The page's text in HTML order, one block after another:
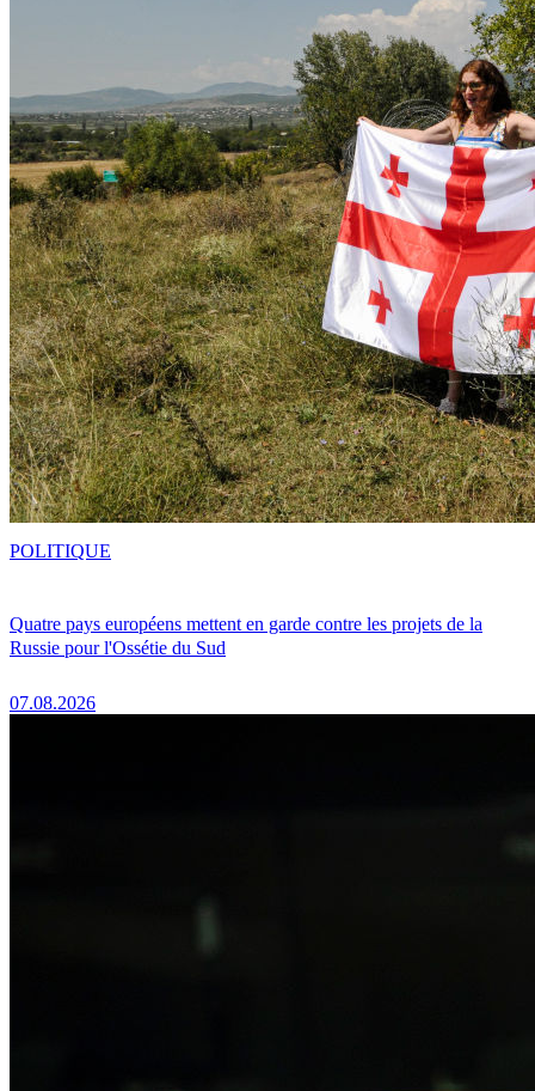
Quatre pays européens mettent en garde contre les projets de la
Russie pour l'Ossétie du Sud
07.08.2026
POLITIQUE